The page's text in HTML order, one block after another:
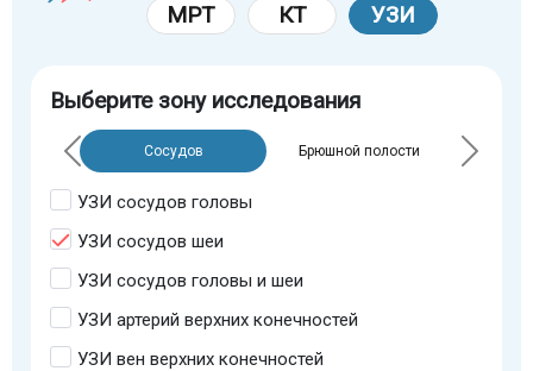
МРТ
КТ УЗИ
Выберите зону исследования
Сосудов Брюшной полости
УЗИ сосудов головы
УЗИ сосудов шеи
УЗИ сосудов головы и шеи
УЗИ артерий верхних конечностей
УЗИ вен верхних конечностей